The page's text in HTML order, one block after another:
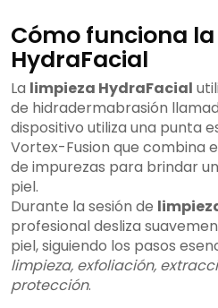
Cómo funciona
HydraFacial
La limpieza HydraFacial
de hidradermabrasión
dispositivo utiliza una punta
Vortex-Fusion que combina
de impurezas para brindar
piel.
Durante la sesión de
profesional desliza
piel, siguiendo los pasos
limpieza, exfoliación,
protección.